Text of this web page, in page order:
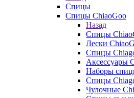
Спицы
Спицы ChiaoGoo
Назад
Спицы
Лески
Cпицы
Аксессуары
Наборы
Спицы
Чулочные